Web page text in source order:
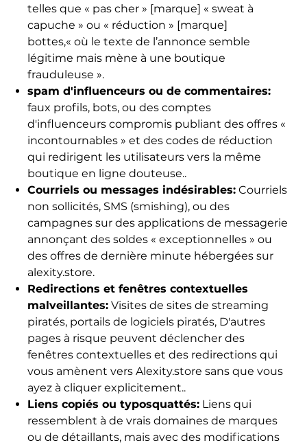
telles que « pas cher » [marque] « sweat à
capuche » ou « réduction » [marque]
bottes,« où le texte de l’annonce semble
légitime mais mène à une boutique
frauduleuse ».
spam d'influenceurs ou de commentaires:
faux profils, bots, ou des comptes
d'influenceurs compromis publiant des offres «
incontournables » et des codes de réduction
qui redirigent les utilisateurs vers la même
boutique en ligne douteuse..
Courriels ou messages indésirables:Courriels
non sollicités, SMS (smishing), ou des
campagnes sur des applications de messagerie
annonçant des soldes « exceptionnelles » ou
des offres de dernière minute hébergées sur
alexity.store.
Redirections et fenêtres contextuelles
malveillantes:Visites de sites de streaming
piratés, portails de logiciels piratés, D'autres
pages à risque peuvent déclencher des
fenêtres contextuelles et des redirections qui
vous amènent vers Alexity.store sans que vous
ayez à cliquer explicitement..
Liens copiés ou typosquattés:Liens qui
ressemblent à de vrais domaines de marques
ou de détaillants, mais avec des modifications